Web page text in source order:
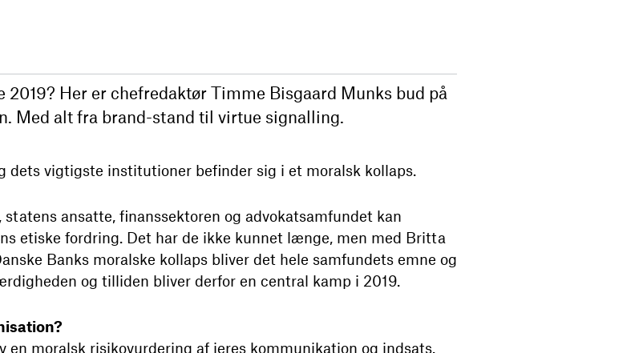
2019? Her er chefredaktør Timme Bisgaard Munks bud på
Med alt fra brand-stand til virtue signalling.
dets vigtigste institutioner befinder sig i et moralsk kollaps.
ansatte, finanssektoren og advokatsamfundet kan
etiske fordring. Det har de ikke kunnet længe, men med Britta
Banks moralske kollaps bliver det hele samfundets emne og
og tilliden bliver derfor en central kamp i 2019.
moralsk risikovurdering af jeres kommunikation og indsats.